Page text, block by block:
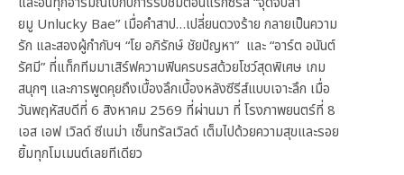
ยมู Unlucky Bae” เมื่อคำสาป…เปลี่ยนดวงร้าย กลายเป็นความ
รัก และสองผู้กำกับฯ “โย อภิรักษ์ ชัยปัญหา” และ “อาร์ต อนันต์
รัศมี” ที่แท็กทีมมาเสิร์ฟความฟินครบรสด้วยโชว์สุดพิเศษ เกม
สนุกๆ และการพูดคุยถึงเบื้องลึกเบื้องหลังซีรีส์แบบเจาะลึก เมื่อ
วันพฤหัสบดีที่ 6 สิงหาคม 2569 ที่ผ่านมา ที่ โรงภาพยนตร์ที่ 8
เอส เอฟ เวิลด์ ซีเนม่า เซ็นทรัลเวิลด์ เต็มไปด้วยความสุขและรอย
ยิ้มทุกโมเมนต์เลยทีเดียว